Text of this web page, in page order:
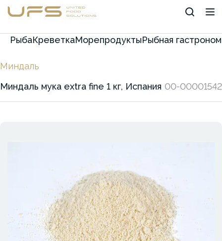
РыбаКреветкаМорепродуктыРыбная
Миндаль
Миндаль мука extra fine 1 кг, Испания 00-00001542